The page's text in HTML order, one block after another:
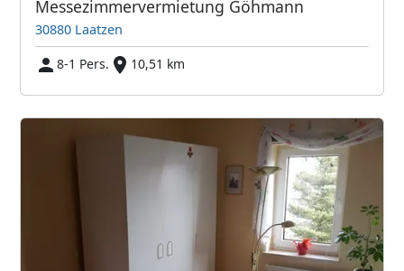
Messezimmervermietung Göhmann
30880 Laatzen
8-1 Pers.
10,51 km